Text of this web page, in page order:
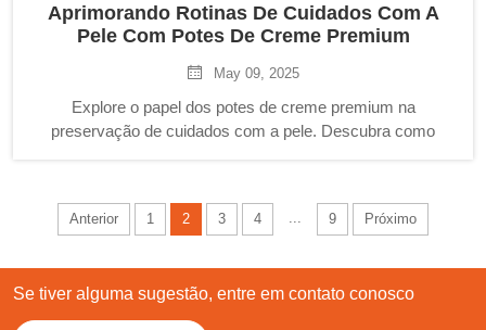
Aprimorando Rotinas De Cuidados Com A
Pele Com Potes De Creme Premium
May 09, 2025
Explore o papel dos potes de creme premium na
preservação de cuidados com a pele. Descubra como
do consumidor, focando em integridade, experiência do
usuário e soluções ecológicas.
Anterior 1 2 3 4 9 Próximo
Se tiver alguma sugestão, entre em contato conosco